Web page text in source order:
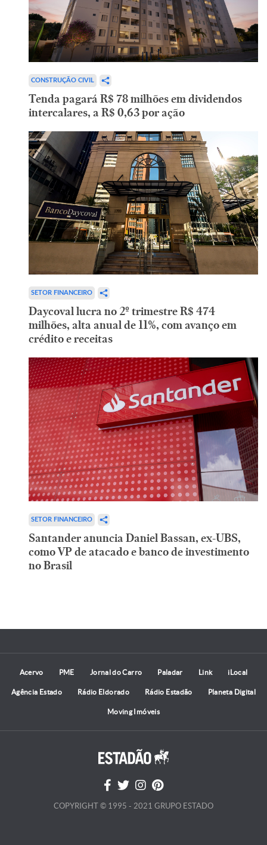
CONSTRUÇÃO CIVIL
Tenda pagará R$ 78 milhões em dividendos
intercalares, a R$ 0,63 por ação
SETOR FINANCEIRO
Daycoval lucra no 2º trimestre R$ 474
milhões, alta anual de 11%, com avanço em
crédito e receitas
SETOR FINANCEIRO
Santander anuncia Daniel Bassan, ex-UBS,
como VP de atacado e banco de investimento
no Brasil
Acervo PME Jornal do Carro Paladar Link iLocal
Agência Estado Rádio Eldorado Rádio Estadão Planeta Digital
Moving Imóveis
COPYRIGHT © 1995 - 2021 GRUPO ESTADO